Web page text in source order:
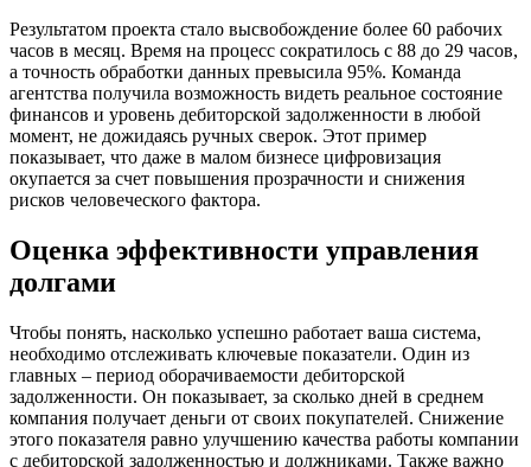
Результатом проекта стало высвобождение более 60 рабочих
часов в месяц. Время на процесс сократилось с 88 до 29 часов,
а точность обработки данных превысила 95%. Команда
агентства получила возможность видеть реальное состояние
финансов и уровень дебиторской задолженности в любой
момент, не дожидаясь ручных сверок. Этот пример
показывает, что даже в малом бизнесе цифровизация
окупается за счет повышения прозрачности и снижения
рисков человеческого фактора.
Оценка эффективности управления
долгами
Чтобы понять, насколько успешно работает ваша система,
необходимо отслеживать ключевые показатели. Один из
главных – период оборачиваемости дебиторской
задолженности. Он показывает, за сколько дней в среднем
компания получает деньги от своих покупателей. Снижение
этого показателя равно улучшению качества работы компании
с дебиторской задолженностью и должниками. Также важно